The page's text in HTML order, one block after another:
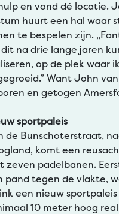
en vond dé locatie.
huurt een hal waar
te bespelen zijn.
na drie lange jaren
op de plek waar
Want John
en getogen
sportpaleis
de Bunschoterstraat,
komt een
zeven padelbanen.
pand tegen de vlakte,
een nieuw sportpaleis
10 meter hoog